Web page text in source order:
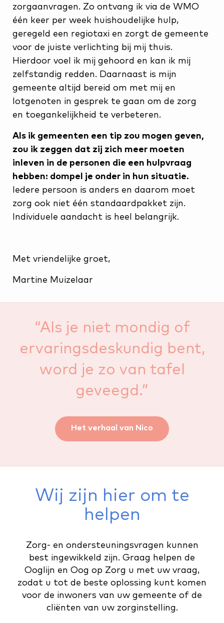
zorgaanvragen. Zo ontvang ik via de WMO
één keer per week huishoudelijke hulp,
geregeld een regiotaxi en zorgt de gemeente
voor de juiste verlichting bij mij thuis.
Hierdoor voel ik mij gehoord en kan ik mij
zelfstandig redden. Daarnaast is mijn
gemeente altijd bereid om met mij en
lotgenoten in gesprek te gaan om de zorg
en toegankelijkheid te verbeteren.
Als ik gemeenten een tip zou mogen geven,
zou ik zeggen dat zij zich meer moeten
inleven in de personen die een hulpvraag
hebben: dompel je onder in hun situatie.
Iedere persoon is anders en daarom moet
zorg ook niet één standaardpakket zijn.
Individuele aandacht is heel belangrijk.
Met vriendelijke groet,
Martine Muizelaar
“Als je niet mondig of
ervaringsdeskundig bent,
word je zo van tafel
geveegd.”
Het verhaal van Nico
Wij zijn hier om te
helpen
Zorg- en ondersteuningsvragen kunnen
best ingewikkeld zijn. Graag helpen de
Ooglijn en Oog op Zorg u met uw vraag,
zodat u tot de beste oplossing kunt komen
voor de inwoners van uw gemeente of de
cliënten van uw zorginstelling.